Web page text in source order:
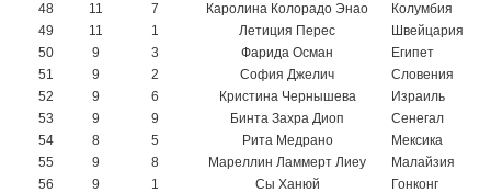
48
11 7 Каролина Колорадо Энао
Колумбия
49
11 1 Летиция Перес
Швейцария
50
9 3 Фарида Осман
Египет
51
9 2 София Джелич
Словения
52
9 6 Кристина Чернышева
Израиль
53
9 9 Бинта Захра Диоп
Сенегал
54
8 5 Рита Медрано
Мексика
55
9 8 Мареллин Ламмерт Лиеу
Малайзия
56
9 1 Сы Ханюй
Гонконг